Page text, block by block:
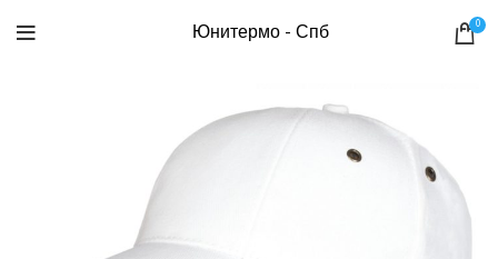
Юнитермо - Спб 0